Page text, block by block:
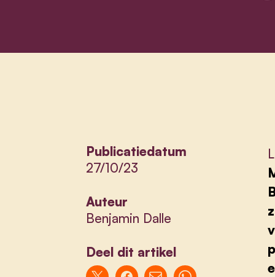
Publicatiedatum
27/10/23
Auteur
Benjamin Dalle
Deel dit artikel